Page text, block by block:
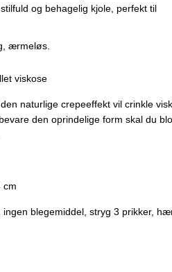
og behagelig kjole, perfekt til
ærmeløs.
viskose
naturlige crepeeffekt vil crinkle
den oprindelige form skal du
cm
ingen blegemiddel, stryg 3 prikker,